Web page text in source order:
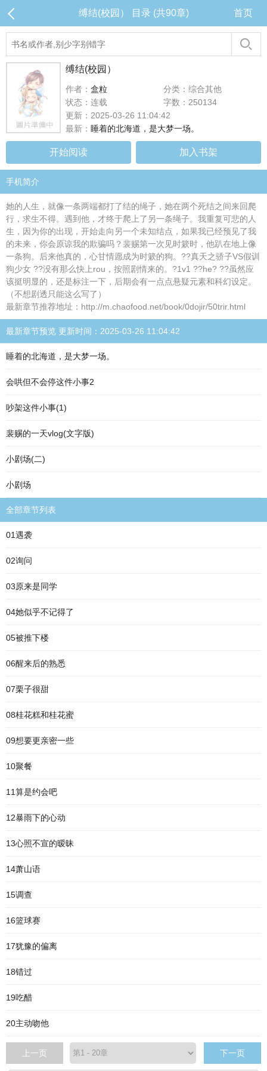
缚结(校园） 目录 (共90章) 首页
缚结(校园）
作者： 盒粒
分类：综合其他
状态：连载
字数：250134
更新：2025-03-26 11:04:42
最新： 睡着的北海道，是大梦一场。
开始阅读 加入书架
手机简介
她的人生，就像一条两端都打了结的绳子，她在两个死结之间来回爬
行，求生不得。遇到他，才终于爬上了另一条绳子。我重复可悲的人
生，因为你的出现，开始走向另一个未知结点，如果我已经预见了我
的未来，你会原谅我的欺骗吗？裴赐第一次见时簌时，他趴在地上像
一条狗。后来他真的，心甘情愿成为时簌的狗。??真天之骄子VS假训
狗少女 ??没有那么快上rou，按照剧情来的。?1v1 ??he? ??虽然应
该挺明显的，还是标注一下，后期会有一点点悬疑元素和科幻设定。
（不想剧透只能这么写了）
最新章节推荐地址：http://m.chaofood.net/book/0dojir/50trir.html
最新章节预览 更新时间：2025-03-26 11:04:42
睡着的北海道，是大梦一场。
会哄但不会停这件小事2
吵架这件小事(1)
裴赐的一天vlog(文字版)
小剧场(二)
小剧场
全部章节列表
01遇袭
02询问
03原来是同学
04她似乎不记得了
05被推下楼
06醒来后的熟悉
07栗子很甜
08桂花糕和桂花蜜
09想要更亲密一些
10聚餐
11算是约会吧
12暴雨下的心动
13心照不宣的暧昧
14萧山语
15调查
16篮球赛
17犹豫的偏离
18错过
19吃醋
20主动吻他
上一页 下一页